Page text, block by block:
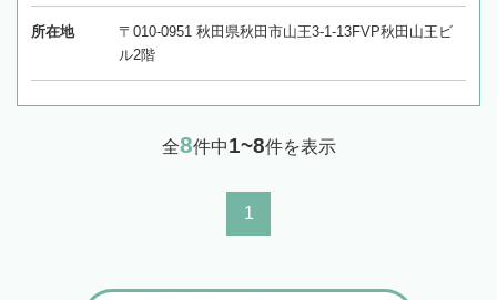
所在地
〒010-0951 秋田県秋田市山王3-1-13FVP秋田山王ビ
ル2階
全8件中1~8件を表示
1